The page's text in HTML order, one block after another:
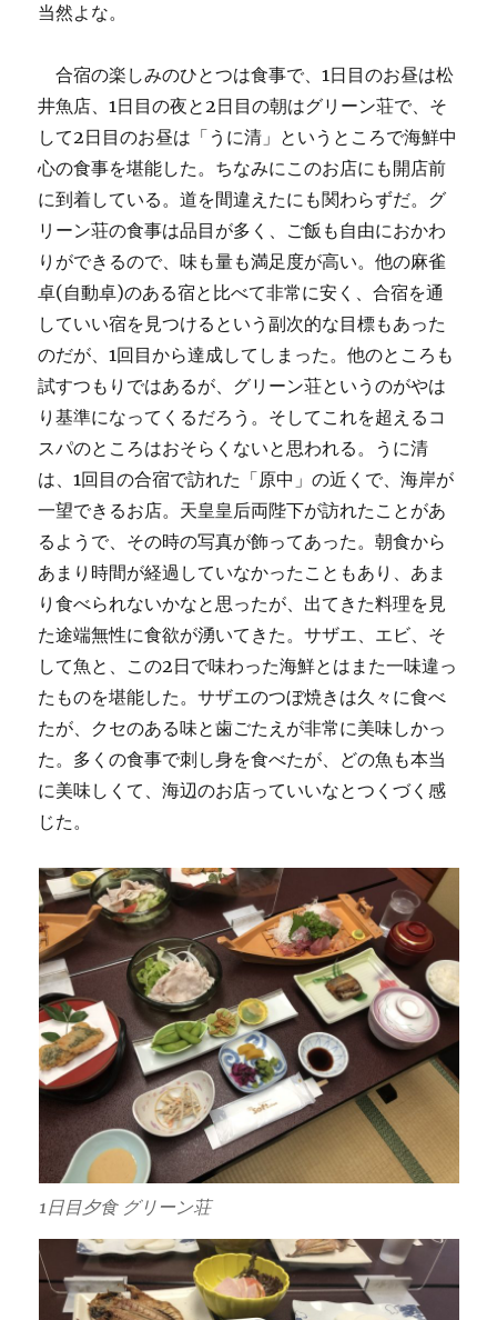
当然よな。
合宿の楽しみのひとつは食事で、1日目のお昼は松
井魚店、1日目の夜と2日目の朝はグリーン荘で、そ
して2日目のお昼は「うに清」というところで海鮮中
心の食事を堪能した。ちなみにこのお店にも開店前
に到着している。道を間違えたにも関わらずだ。グ
リーン荘の食事は品目が多く、ご飯も自由におかわ
りができるので、味も量も満足度が高い。他の麻雀
卓(自動卓)のある宿と比べて非常に安く、合宿を通
していい宿を見つけるという副次的な目標もあった
のだが、1回目から達成してしまった。他のところも
試すつもりではあるが、グリーン荘というのがやは
り基準になってくるだろう。そしてこれを超えるコ
スパのところはおそらくないと思われる。うに清
は、1回目の合宿で訪れた「原中」の近くで、海岸が
一望できるお店。天皇皇后両陛下が訪れたことがあ
るようで、その時の写真が飾ってあった。朝食から
あまり時間が経過していなかったこともあり、あま
り食べられないかなと思ったが、出てきた料理を見
た途端無性に食欲が湧いてきた。サザエ、エビ、そ
して魚と、この2日で味わった海鮮とはまた一味違っ
たものを堪能した。サザエのつぼ焼きは久々に食べ
たが、クセのある味と歯ごたえが非常に美味しかっ
た。多くの食事で刺し身を食べたが、どの魚も本当
に美味しくて、海辺のお店っていいなとつくづく感
じた。
1日目夕食 グリーン荘